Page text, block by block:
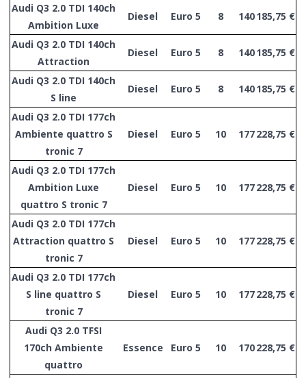
Audi Q3 2.0 TDI 140ch
Ambition Luxe
Diesel Euro 5 8 140185,75 €
Audi Q3 2.0 TDI 140ch
Attraction
Diesel Euro 5 8 140185,75 €
Audi Q3 2.0 TDI 140ch
S line
Diesel Euro 5 8 140185,75 €
Audi Q3 2.0 TDI 177ch
Ambiente quattro S
tronic 7
Diesel Euro 5 10 177228,75 €
Audi Q3 2.0 TDI 177ch
Ambition Luxe
quattro S tronic 7
Diesel Euro 5 10 177228,75 €
Audi Q3 2.0 TDI 177ch
Attraction quattro S
tronic 7
Diesel Euro 5 10 177228,75 €
Audi Q3 2.0 TDI 177ch
S line quattro S
tronic 7
Diesel Euro 5 10 177228,75 €
Audi Q3 2.0 TFSI
170ch Ambiente
quattro
Essence Euro 5 10 170228,75 €